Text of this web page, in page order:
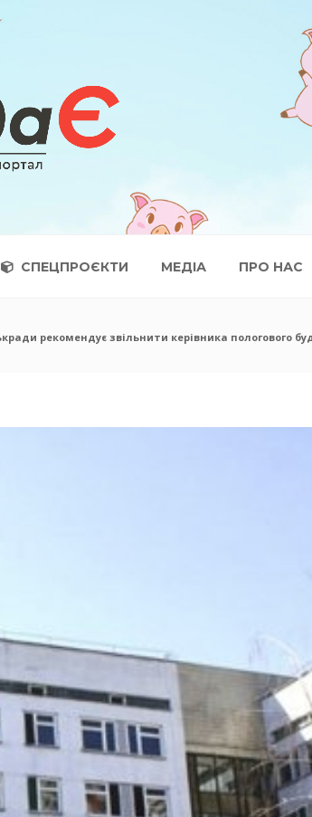
СПЕЦПРОЄКТИ МЕДІА ПРО НАС
рекомендує звільнити керівника пологового